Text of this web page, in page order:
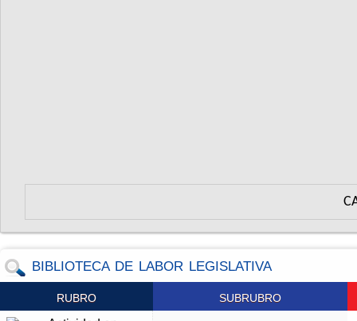
BIBLIOTECA DE LABOR LEGISLATIVA
RUBRO SUBRUBRO